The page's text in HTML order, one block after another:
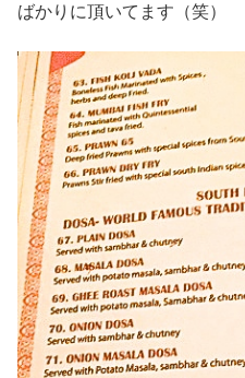
ばかりに頂いてます（笑）